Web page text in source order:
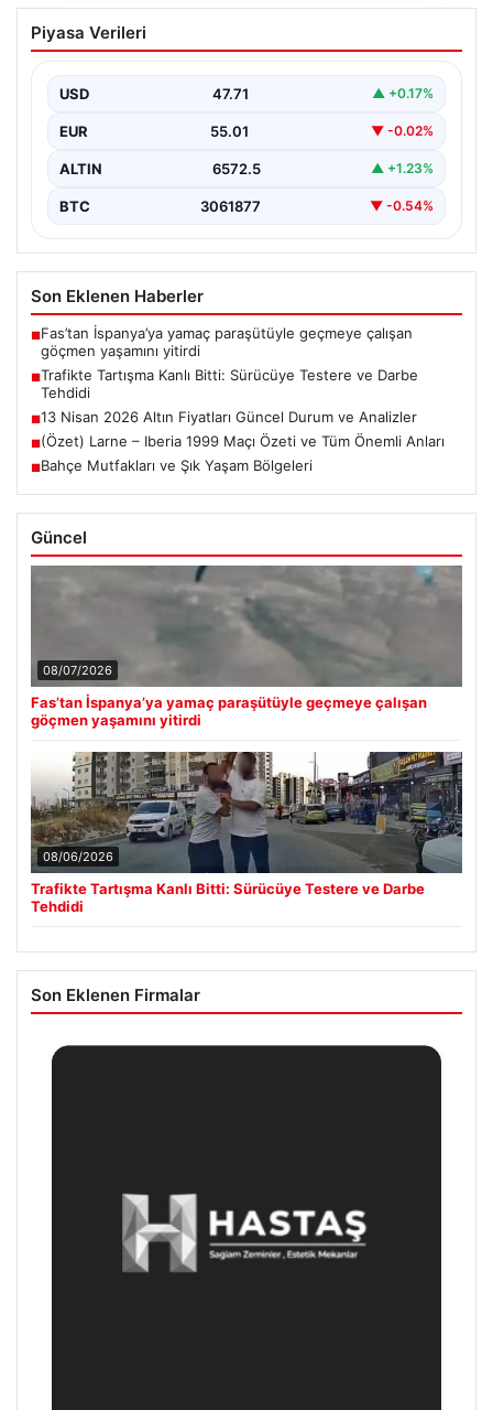
Trafikte Tartışma Kanlı Bitti: Sürücüye
Testere ve Darbe Tehdidi
bir tartışma, şiddet olayına dönüştü. Olay sırasında bir…
Piyasa Verileri
USD 47.71 ▲ +0.17%
EUR 55.01 ▼ -0.02%
ALTIN 6572.5 ▲ +1.23%
BTC 3061877 ▼ -0.54%
Son Eklenen Haberler
■Fas’tan İspanya’ya yamaç paraşütüyle geçmeye çalışan
göçmen yaşamını yitirdi
■Trafikte Tartışma Kanlı Bitti: Sürücüye Testere ve Darbe
Tehdidi
■13 Nisan 2026 Altın Fiyatları Güncel Durum ve Analizler
■(Özet) Larne – Iberia 1999 Maçı Özeti ve Tüm Önemli Anları
■Bahçe Mutfakları ve Şık Yaşam Bölgeleri
Güncel
08/07/2026
Fas’tan İspanya’ya yamaç paraşütüyle geçmeye çalışan
göçmen yaşamını yitirdi
08/06/2026
Trafikte Tartışma Kanlı Bitti: Sürücüye Testere ve Darbe
Tehdidi
Son Eklenen Firmalar